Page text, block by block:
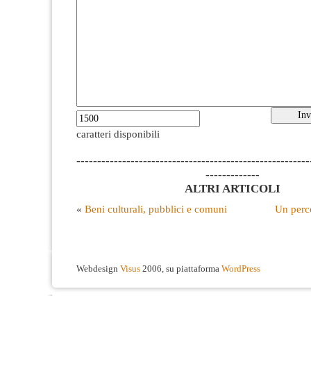
caratteri disponibili
-------------
ALTRI ARTICOLI
« Beni culturali, pubblici e comuni Un
Webdesign Visus 2006, su piattaforma WordPress